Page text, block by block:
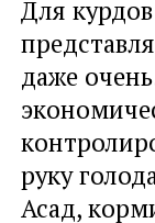
Для
даже
руку
Асад,